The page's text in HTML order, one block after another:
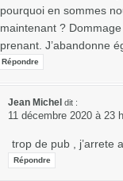
pourquoi en sommes
maintenant ?
prenant. J’abandonne
Répondre
Jean Michel dit :
11 décembre 2020 à 23
trop de pub , j’arrete
Répondre